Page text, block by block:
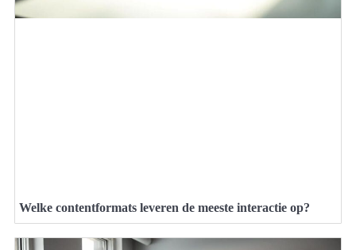
Welke contentformats leveren de meeste interactie op?